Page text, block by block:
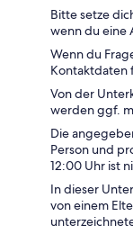
Bitte setze
wenn du eine
Wenn du
Kontaktdaten
Von der
werden ggf.
Die
Person und
12:00 Uhr ist
In dieser
von einem